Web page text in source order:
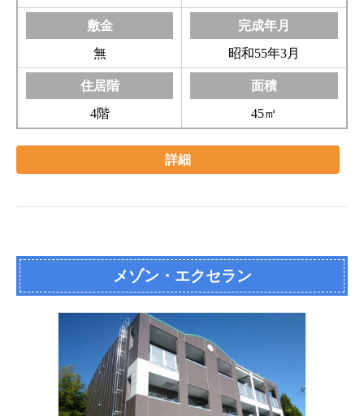
無 昭和55年3月
4階 45㎡
詳細
メゾン・エクセラン